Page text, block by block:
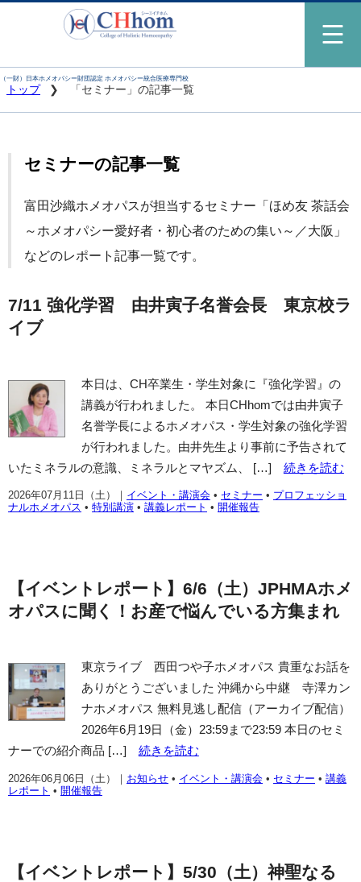
（一財）日本ホメオパシー財団認定 ホメオパシー統合医療専門校
トップ 「セミナー」の記事一覧
セミナーの記事一覧
富田沙織ホメオパスが担当するセミナー「ほめ友 茶話会
～ホメオパシー愛好者・初心者のための集い～／大阪」
などのレポート記事一覧です。
7/11 強化学習 由井寅子名誉会長 東京校ラ
イブ
本日は、CH卒業生・学生対象に『強化学習』の
講義が行われました。 本日CHhomでは由井寅子
名誉学長によるホメオパス・学生対象の強化学習
が行われました。由井先生より事前に予告されて
いたミネラルの意識、ミネラルとマヤズム、 […]
続きを読む
2026年07月11日（土） ｜ イベント・講演会 • セミナー • プロフェッショ
ナルホメオパス • 特別講演 • 講義レポート • 開催報告
【イベントレポート】6/6（土）JPHMAホメ
オパスに聞く！お産で悩んでいる方集まれ
東京ライブ 西田つや子ホメオパス 貴重なお話を
ありがとうございました 沖縄から中継 寺澤カン
ナホメオパス 無料見逃し配信（アーカイブ配信）
2026年6月19日（金）23:59まで23:59 本日のセミ
ナーでの紹介商品 […]
続きを読む
2026年06月06日（土） ｜ お知らせ • イベント・講演会 • セミナー • 講義
レポート • 開催報告
【イベントレポート】5/30（土）神聖なる